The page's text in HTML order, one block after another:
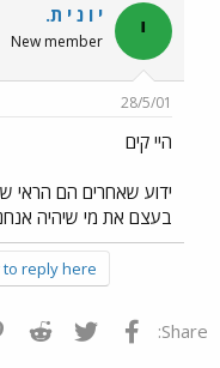
י י ו נ י ת.
New member
28/5/01
היי קים
ידוע שאחרים הם הראי
בעצם את מי שיהיה
reply here.
Share: פייסבוק Twitter